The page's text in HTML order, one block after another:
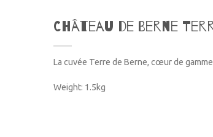
Château de Berne
La cuvée Terre de Berne, cœur de
Weight: 1.5kg